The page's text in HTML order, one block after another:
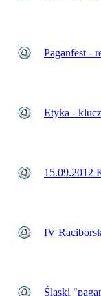
Paganfest -
Etyka -
15.09.2012
IV
Śląski